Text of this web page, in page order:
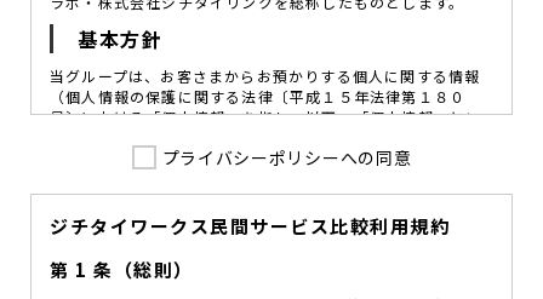
基本方針
当グループは、お客さまからお預かりする個人に関する情報
（個人情報の保護に関する法律〔平成１５年法律第１８０
号〕における「個人情報」を指し、以下、「個人情報」とい
図ることが、重要な社会的責務であると考えております。
を定め、役員及び従業員に個人情報保護の重要性の認識と取
組みを徹底させることによって、個人情報の適切な取り扱い
に努めてまいります。
プライバシーポリシーへの同意
ジチタイワークス民間サービス比較利用規約
第 1 条（総則）